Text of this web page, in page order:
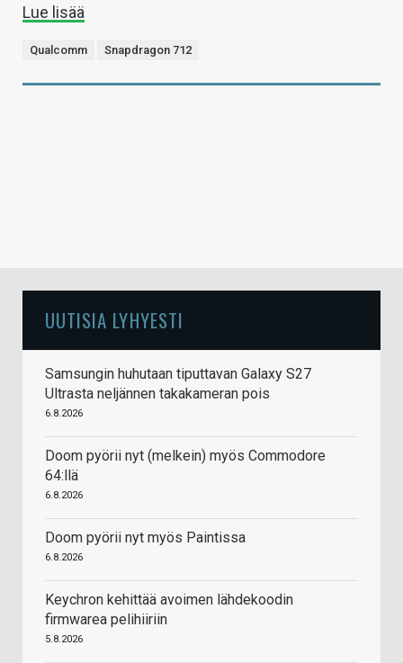
Lue lisää
Qualcomm Snapdragon 712
UUTISIA LYHYESTI
Samsungin huhutaan tiputtavan Galaxy S27
Ultrasta neljännen takakameran pois
6.8.2026
Doom pyörii nyt (melkein) myös Commodore
64:llä
6.8.2026
Doom pyörii nyt myös Paintissa
6.8.2026
Keychron kehittää avoimen lähdekoodin
firmwarea pelihiiriin
5.8.2026